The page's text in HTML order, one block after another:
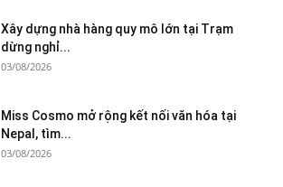
Xây dựng nhà hàng quy mô lớn tại Trạm
dừng nghỉ...
03/08/2026
Miss Cosmo mở rộng kết nối văn hóa tại
Nepal, tìm...
03/08/2026